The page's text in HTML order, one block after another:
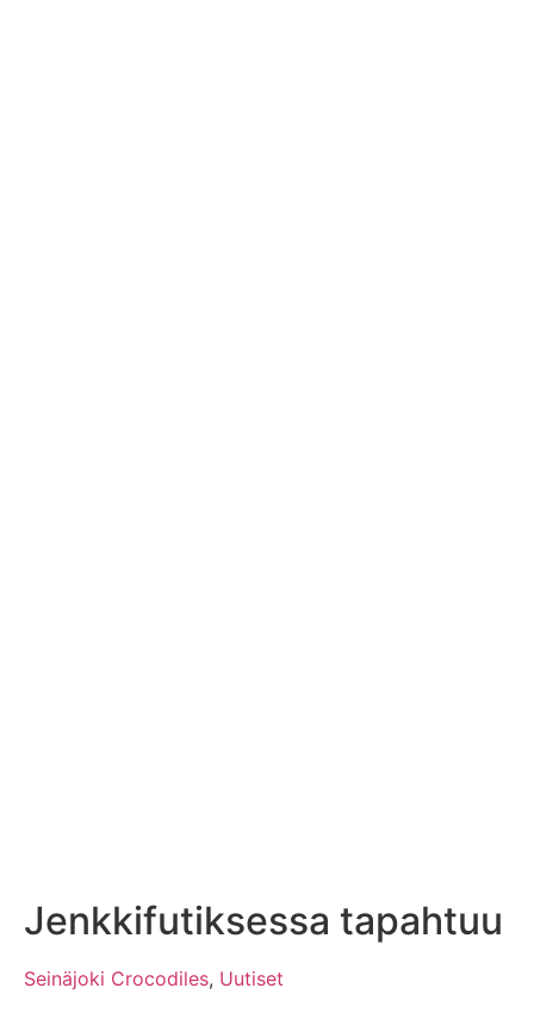
Jenkkifutiksessa tapahtuu
Seinäjoki Crocodiles, Uutiset